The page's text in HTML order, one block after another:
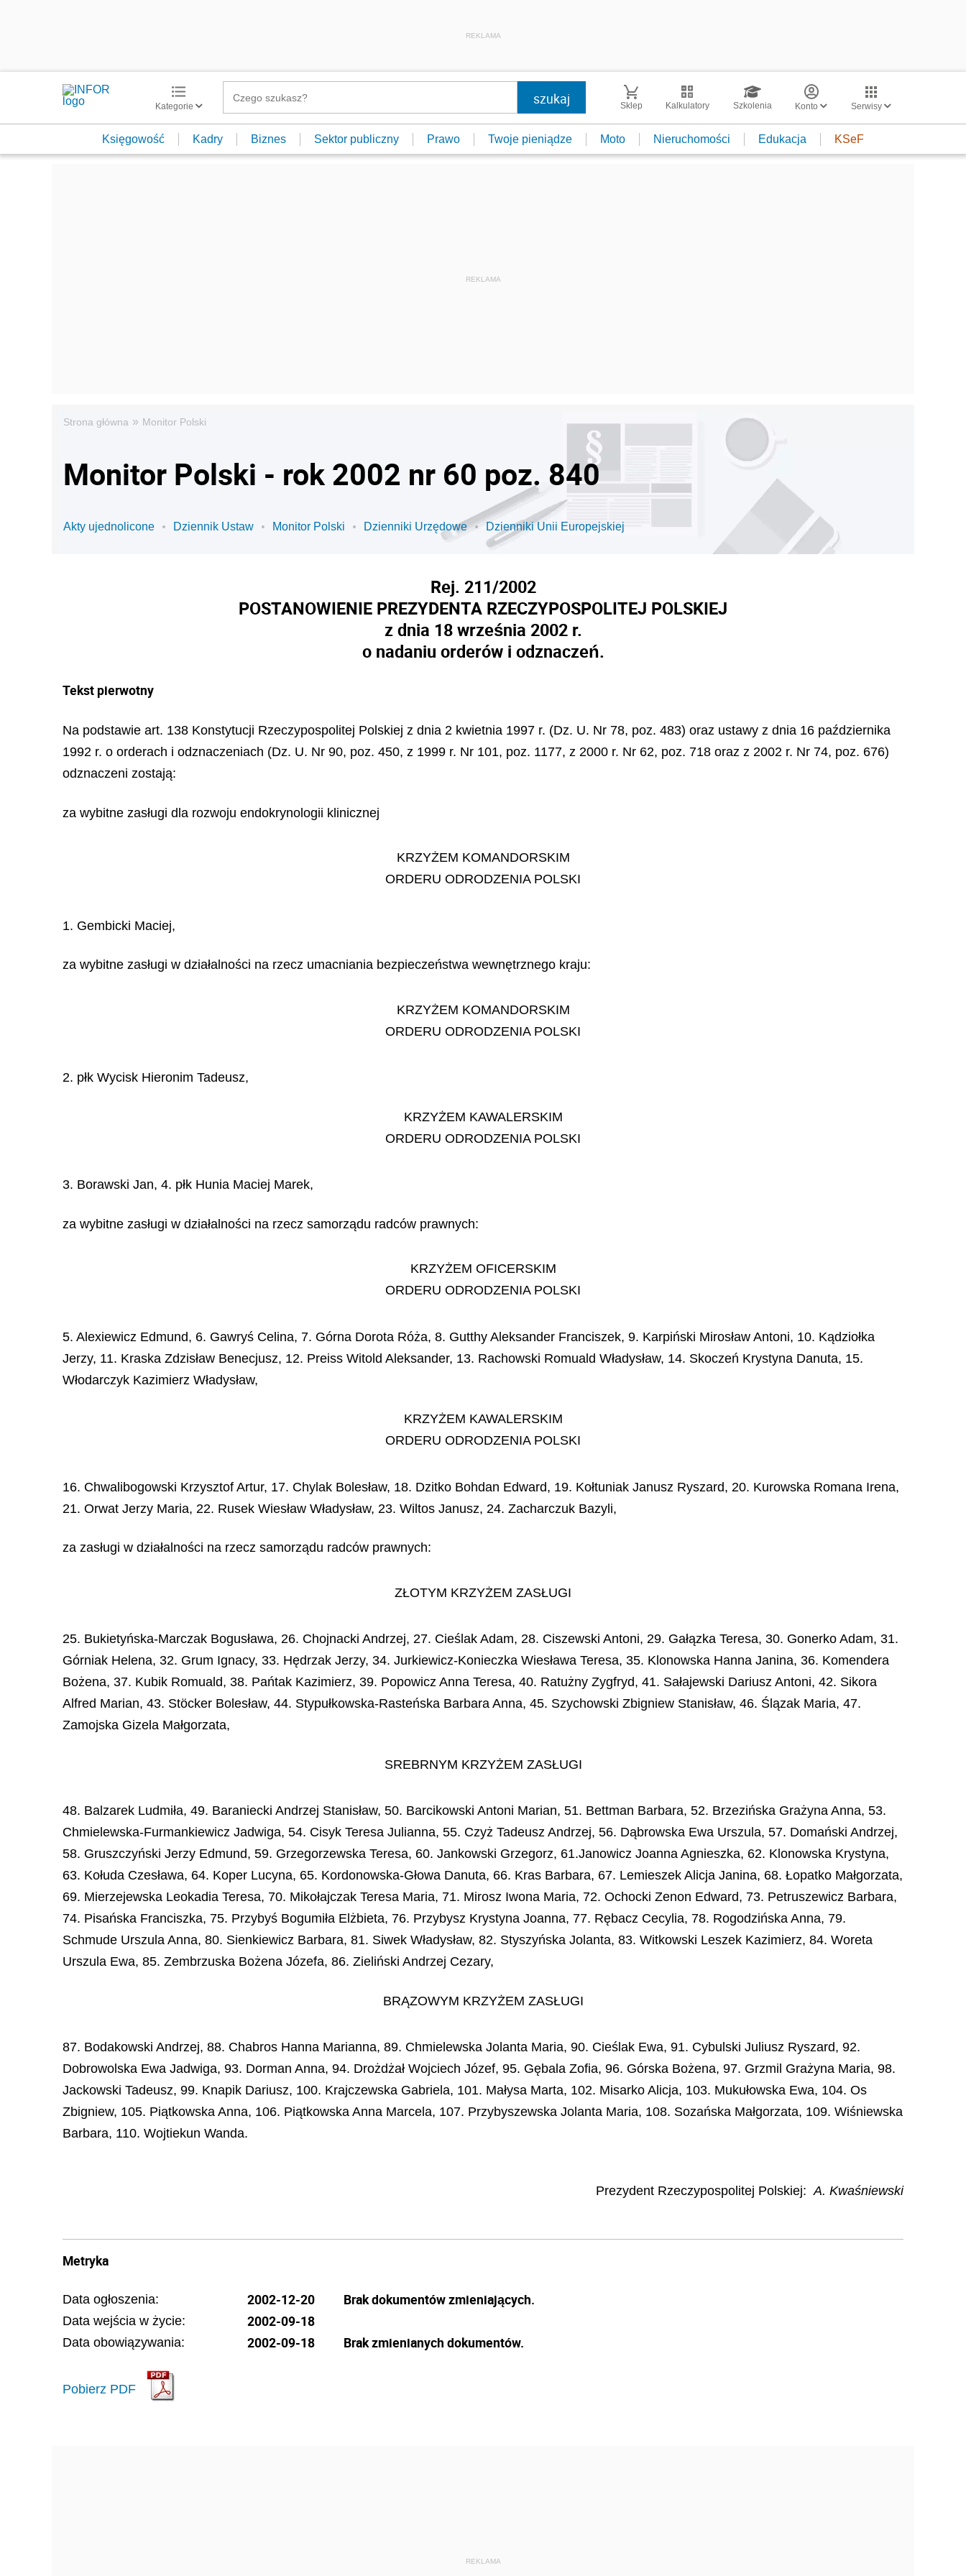
REKLAMA
Kategorie Sklep Kalkulatory Szkolenia Konto Serwisy
Księgowość Kadry Biznes Sektor publiczny Prawo Twoje pieniądze Moto Nieruchomości Edukacja KSeF
Strona główna » Monitor Polski
Monitor Polski - rok 2002 nr 60 poz. 840
Akty ujednolicone Dziennik Ustaw Monitor Polski Dzienniki Urzędowe Dzienniki Unii Europejskiej
Rej. 211/2002
POSTANOWIENIE PREZYDENTA RZECZYPOSPOLITEJ POLSKIEJ
z dnia 18 września 2002 r.
o nadaniu orderów i odznaczeń.
Tekst pierwotny
Na podstawie art. 138 Konstytucji Rzeczypospolitej Polskiej z dnia 2 kwietnia 1997 r. (Dz. U. Nr 78, poz. 483) oraz ustawy z dnia 16 października
1992 r. o orderach i odznaczeniach (Dz. U. Nr 90, poz. 450, z 1999 r. Nr 101, poz. 1177, z 2000 r. Nr 62, poz. 718 oraz z 2002 r. Nr 74, poz. 676)
odznaczeni zostają:
za wybitne zasługi dla rozwoju endokrynologii klinicznej
KRZYŻEM KOMANDORSKIM
ORDERU ODRODZENIA POLSKI
1. Gembicki Maciej,
za wybitne zasługi w działalności na rzecz umacniania bezpieczeństwa wewnętrznego kraju:
KRZYŻEM KOMANDORSKIM
ORDERU ODRODZENIA POLSKI
2. płk Wycisk Hieronim Tadeusz,
KRZYŻEM KAWALERSKIM
ORDERU ODRODZENIA POLSKI
3. Borawski Jan, 4. płk Hunia Maciej Marek,
za wybitne zasługi w działalności na rzecz samorządu radców prawnych:
KRZYŻEM OFICERSKIM
ORDERU ODRODZENIA POLSKI
5. Alexiewicz Edmund, 6. Gawryś Celina, 7. Górna Dorota Róża, 8. Gutthy Aleksander Franciszek, 9. Karpiński Mirosław Antoni, 10. Kądziołka
Jerzy, 11. Kraska Zdzisław Benecjusz, 12. Preiss Witold Aleksander, 13. Rachowski Romuald Władysław, 14. Skoczeń Krystyna Danuta, 15.
Włodarczyk Kazimierz Władysław,
KRZYŻEM KAWALERSKIM
ORDERU ODRODZENIA POLSKI
16. Chwalibogowski Krzysztof Artur, 17. Chylak Bolesław, 18. Dzitko Bohdan Edward, 19. Kołtuniak Janusz Ryszard, 20. Kurowska Romana Irena,
21. Orwat Jerzy Maria, 22. Rusek Wiesław Władysław, 23. Wiltos Janusz, 24. Zacharczuk Bazyli,
za zasługi w działalności na rzecz samorządu radców prawnych:
ZŁOTYM KRZYŻEM ZASŁUGI
25. Bukietyńska-Marczak Bogusława, 26. Chojnacki Andrzej, 27. Cieślak Adam, 28. Ciszewski Antoni, 29. Gałązka Teresa, 30. Gonerko Adam, 31.
Górniak Helena, 32. Grum Ignacy, 33. Hędrzak Jerzy, 34. Jurkiewicz-Konieczka Wiesława Teresa, 35. Klonowska Hanna Janina, 36. Komendera
Bożena, 37. Kubik Romuald, 38. Pańtak Kazimierz, 39. Popowicz Anna Teresa, 40. Ratużny Zygfryd, 41. Sałajewski Dariusz Antoni, 42. Sikora
Alfred Marian, 43. Stöcker Bolesław, 44. Stypułkowska-Rasteńska Barbara Anna, 45. Szychowski Zbigniew Stanisław, 46. Ślązak Maria, 47.
Zamojska Gizela Małgorzata,
SREBRNYM KRZYŻEM ZASŁUGI
48. Balzarek Ludmiła, 49. Baraniecki Andrzej Stanisław, 50. Barcikowski Antoni Marian, 51. Bettman Barbara, 52. Brzezińska Grażyna Anna, 53.
Chmielewska-Furmankiewicz Jadwiga, 54. Cisyk Teresa Julianna, 55. Czyż Tadeusz Andrzej, 56. Dąbrowska Ewa Urszula, 57. Domański Andrzej,
58. Gruszczyński Jerzy Edmund, 59. Grzegorzewska Teresa, 60. Jankowski Grzegorz, 61.Janowicz Joanna Agnieszka, 62. Klonowska Krystyna,
63. Kołuda Czesława, 64. Koper Lucyna, 65. Kordonowska-Głowa Danuta, 66. Kras Barbara, 67. Lemieszek Alicja Janina, 68. Łopatko Małgorzata,
69. Mierzejewska Leokadia Teresa, 70. Mikołajczak Teresa Maria, 71. Mirosz Iwona Maria, 72. Ochocki Zenon Edward, 73. Petruszewicz Barbara,
74. Pisańska Franciszka, 75. Przybyś Bogumiła Elżbieta, 76. Przybysz Krystyna Joanna, 77. Rębacz Cecylia, 78. Rogodzińska Anna, 79.
Schmude Urszula Anna, 80. Sienkiewicz Barbara, 81. Siwek Władysław, 82. Styszyńska Jolanta, 83. Witkowski Leszek Kazimierz, 84. Woreta
Urszula Ewa, 85. Zembrzuska Bożena Józefa, 86. Zieliński Andrzej Cezary,
BRĄZOWYM KRZYŻEM ZASŁUGI
87. Bodakowski Andrzej, 88. Chabros Hanna Marianna, 89. Chmielewska Jolanta Maria, 90. Cieślak Ewa, 91. Cybulski Juliusz Ryszard, 92.
Dobrowolska Ewa Jadwiga, 93. Dorman Anna, 94. Drożdżał Wojciech Józef, 95. Gębala Zofia, 96. Górska Bożena, 97. Grzmil Grażyna Maria, 98.
Jackowski Tadeusz, 99. Knapik Dariusz, 100. Krajczewska Gabriela, 101. Małysa Marta, 102. Misarko Alicja, 103. Mukułowska Ewa, 104. Os
Zbigniew, 105. Piątkowska Anna, 106. Piątkowska Anna Marcela, 107. Przybyszewska Jolanta Maria, 108. Sozańska Małgorzata, 109. Wiśniewska
Barbara, 110. Wojtiekun Wanda.
Prezydent Rzeczypospolitej Polskiej: A. Kwaśniewski
Metryka
Data ogłoszenia: 2002-12-20
Data wejścia w życie: 2002-09-18
Data obowiązywania: 2002-09-18
Pobierz PDF
Brak dokumentów zmieniających.
Brak zmienianych dokumentów.